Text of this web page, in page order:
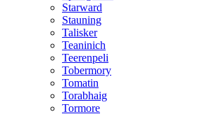
Starward
Stauning
Talisker
Teaninich
Teerenpeli
Tobermory
Tomatin
Torabhaig
Tormore